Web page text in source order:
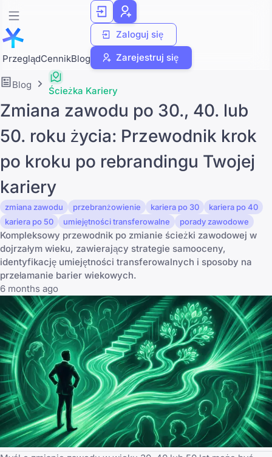
PrzeglądCennikBlog
Zaloguj się
Zarejestruj się
Blog
Ścieżka Kariery
Zmiana zawodu po 30., 40. lub
50. roku życia: Przewodnik krok
po kroku po rebrandingu Twojej
kariery
zmiana zawodu przebranżowienie kariera po 30
kariera po 40
kariera po 50
umiejętności transferowalne porady zawodowe
Kompleksowy przewodnik po zmianie ścieżki zawodowej w
dojrzałym wieku, zawierający strategie samooceny,
identyfikację umiejętności transferowalnych i sposoby na
przełamanie barier wiekowych.
6 months ago